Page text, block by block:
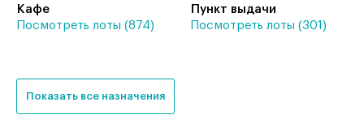
Кафе
Посмотреть лоты (874)
Пункт выдачи
Посмотреть лоты (301)
Показать все назначения